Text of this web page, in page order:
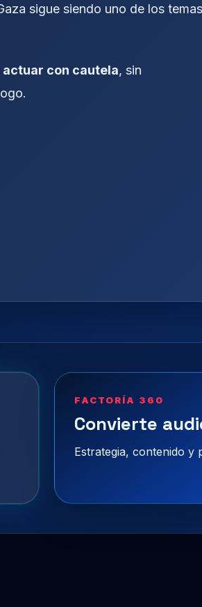
sigue siendo uno de los temas
con cautela, sin
FACTORÍA 360
Convierte
Estrategia, contenido y